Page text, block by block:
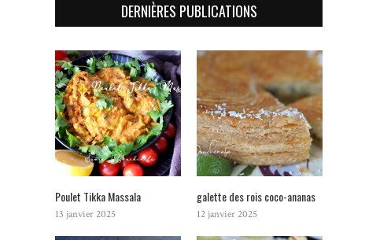
DERNIÈRES PUBLICATIONS
Poulet Tikka Massala
13 janvier 2025
galette des rois coco-ananas
12 janvier 2025